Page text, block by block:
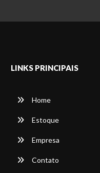
LINKS PRINCIPAIS
Home
Estoque
Empresa
Contato